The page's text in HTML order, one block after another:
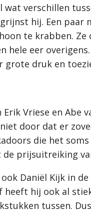
wat verschillen
grijnst hij. Een
te krabben.
hele eer
grote druk en
Erik Vriese en Abe
door dat er
die het
prijsuitreiking
ook Daniël Kijk in
heeft hij ook al
tussen.